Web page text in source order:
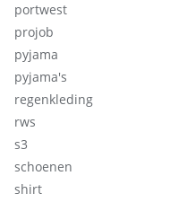
portwest
projob
pyjama
pyjama's
regenkleding
rws
s3
schoenen
shirt